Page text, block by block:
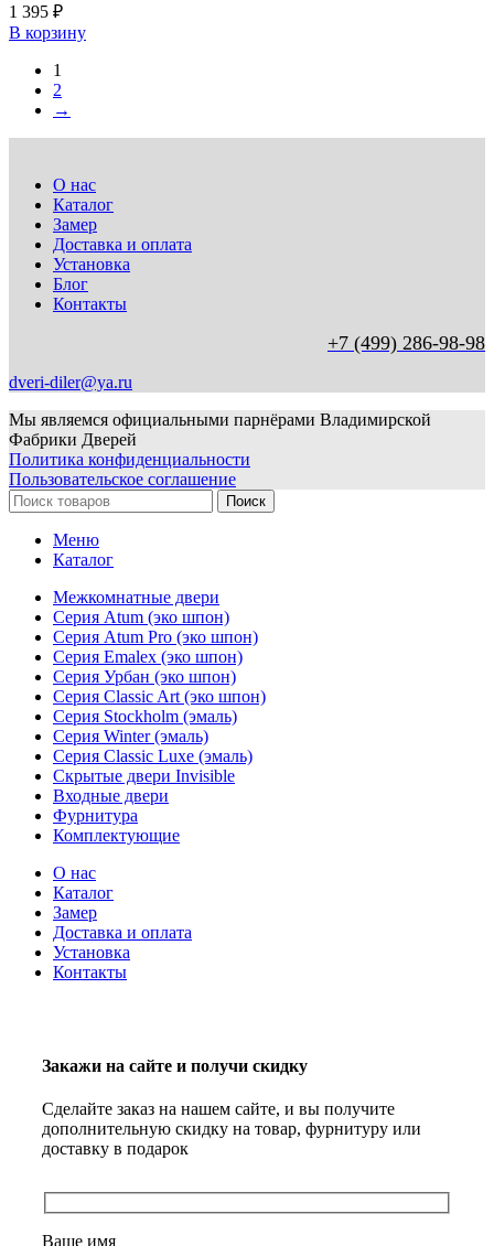
1 395 ₽
В корзину
1
2
→
О нас
Каталог
Замер
Доставка и оплата
Установка
Блог
Контакты
+7 (499) 286-98-98
dveri-diler@ya.ru
Мы являемся официальными парнёрами Владимирской
Фабрики Дверей
Политика конфиденциальности
Пользовательское соглашение
Поиск
Меню
Каталог
Межкомнатные двери
Серия Atum (эко шпон)
Серия Atum Pro (эко шпон)
Серия Emalex (эко шпон)
Серия Урбан (эко шпон)
Серия Classic Art (эко шпон)
Серия Stockholm (эмаль)
Серия Winter (эмаль)
Серия Classic Luxe (эмаль)
Скрытые двери Invisible
Входные двери
Фурнитура
Комплектующие
О нас
Каталог
Замер
Доставка и оплата
Установка
Контакты
Закажи на сайте и получи скидку
Сделайте заказ на нашем сайте, и вы получите
дополнительную скидку на товар, фурнитуру или
доставку в подарок
Ваше имя